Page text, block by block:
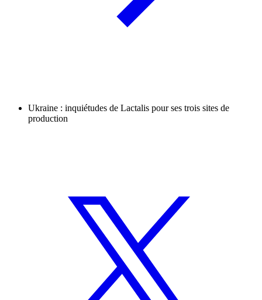
Ukraine : inquiétudes de Lactalis pour ses trois sites de
production